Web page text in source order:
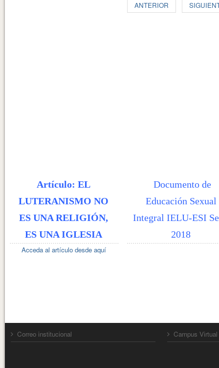
ANTERIOR
Artículo: EL
LUTERANISMO NO
ES UNA RELIGIÓN,
ES UNA IGLESIA
Acceda al artículo desde aquí
Documento de
Educación Sexual
Integral IELU-ESI
2018
Correo institucional Campus